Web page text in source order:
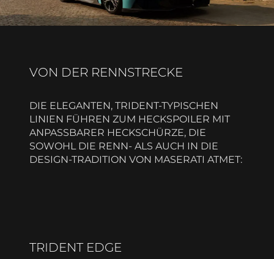
VON DER RENNSTRECKE
DIE ELEGANTEN, TRIDENT-TYPISCHEN
LINIEN FÜHREN ZUM HECKSPOILER MIT
ANPASSBARER HECKSCHÜRZE, DIE
SOWOHL DIE RENN- ALS AUCH IN DIE
DESIGN-TRADITION VON MASERATI ATMET:
TRIDENT EDGE